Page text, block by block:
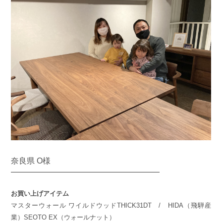
奈良県 O様
お買い上げアイテム
マスターウォール ワイルドウッドTHICK31DT / HIDA（飛騨産
業）SEOTO EX（ウォールナット）